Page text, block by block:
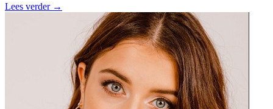
Lees verder →